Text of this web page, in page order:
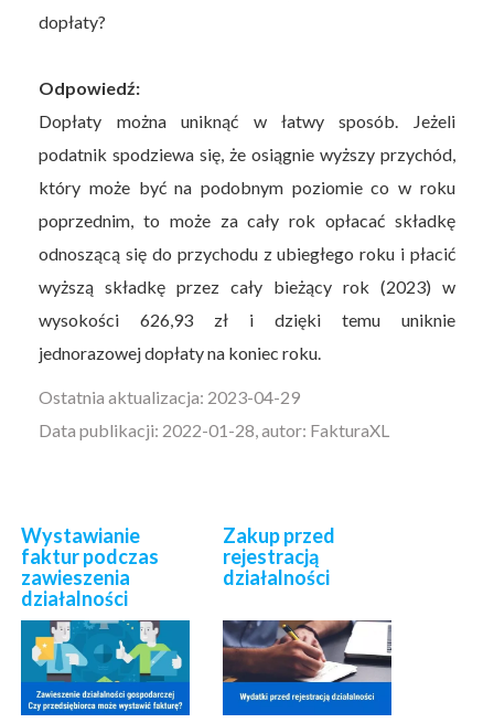
dopłaty?
Odpowiedź:
Dopłaty można uniknąć w łatwy sposób. Jeżeli
podatnik spodziewa się, że osiągnie wyższy przychód,
który może być na podobnym poziomie co w roku
poprzednim, to może za cały rok opłacać składkę
odnoszącą się do przychodu z ubiegłego roku i płacić
wyższą składkę przez cały bieżący rok (2023) w
wysokości 626,93 zł i dzięki temu uniknie
jednorazowej dopłaty na koniec roku.
Ostatnia aktualizacja: 2023-04-29
Data publikacji: 2022-01-28, autor: FakturaXL
Wystawianie
faktur podczas
zawieszenia
działalności
Zakup przed
rejestracją
działalności